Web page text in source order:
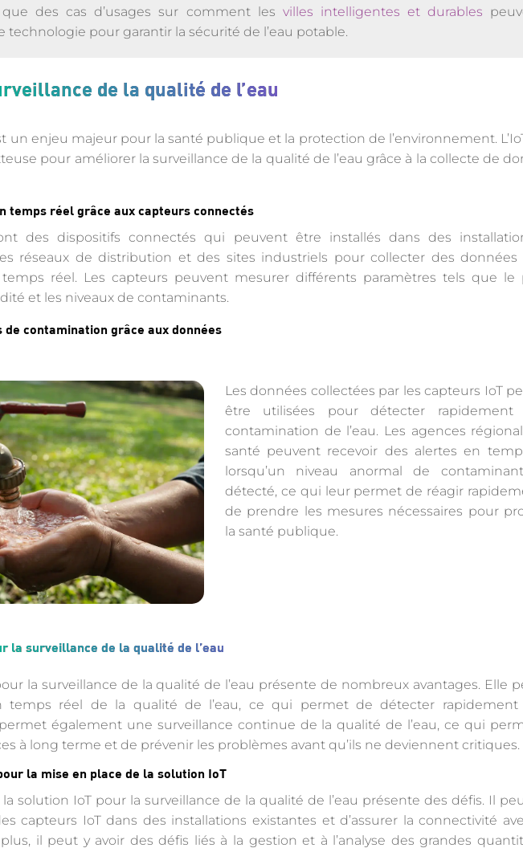
des cas d’usages sur comment les villes intelligentes et durables
technologie pour garantir la sécurité de l’eau potable.
de la qualité de l’eau
un enjeu majeur pour la santé publique et la protection de l’environnement.
pour améliorer la surveillance de la qualité de l’eau grâce à la collecte de
temps réel grâce aux capteurs connectés
des dispositifs connectés qui peuvent être installés dans des
réseaux de distribution et des sites industriels pour collecter des données
réel. Les capteurs peuvent mesurer différents paramètres tels que le
et les niveaux de contaminants.
contamination grâce aux données
Les données collectées par les capteurs IoT
être utilisées pour détecter rapidement
contamination de l’eau. Les agences
santé peuvent recevoir des alertes en
lorsqu’un niveau anormal de
détecté, ce qui leur permet de réagir
de prendre les mesures nécessaires pour
la santé publique.
la surveillance de la qualité de l’eau
la surveillance de la qualité de l’eau présente de nombreux avantages. Elle
temps réel de la qualité de l’eau, ce qui permet de détecter rapidement
également une surveillance continue de la qualité de l’eau, ce qui
à long terme et de prévenir les problèmes avant qu’ils ne deviennent critiques.
la mise en place de la solution IoT
solution IoT pour la surveillance de la qualité de l’eau présente des défis. Il
capteurs IoT dans des installations existantes et d’assurer la connectivité
il peut y avoir des défis liés à la gestion et à l’analyse des grandes